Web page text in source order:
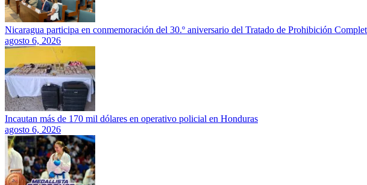
Nicaragua participa en conmemoración del 30.º aniversario del Tratado de Prohibición
agosto 6, 2026
Incautan más de 170 mil dólares en operativo policial en Honduras
agosto 6, 2026